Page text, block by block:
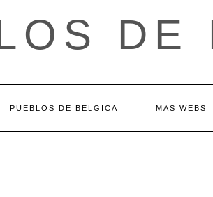
DE
PUEBLOS DE BELGICA MAS WEBS